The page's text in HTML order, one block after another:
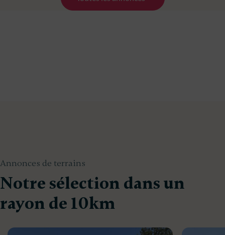
Annonces de terrains
Notre sélection dans un
rayon de 10km